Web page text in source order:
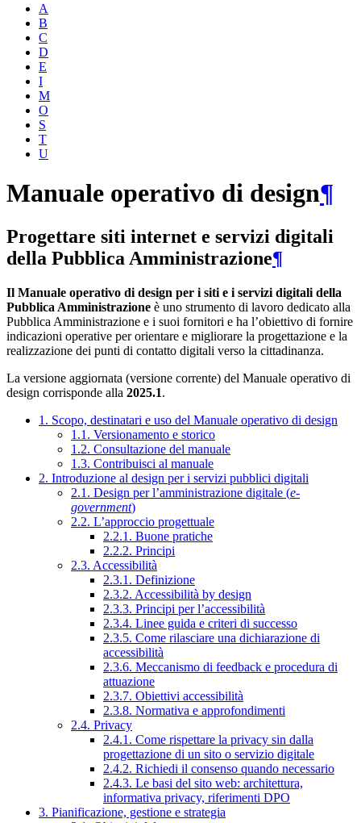
A
B
C
D
E
I
M
O
S
T
U
Manuale operativo di design¶
Progettare siti internet e servizi digitali
della Pubblica Amministrazione¶
Il Manuale operativo di design per i siti e i servizi digitali della
Pubblica Amministrazione è uno strumento di lavoro dedicato alla
Pubblica Amministrazione e i suoi fornitori e ha l’obiettivo di fornire
indicazioni operative per orientare e migliorare la progettazione e la
realizzazione dei punti di contatto digitali verso la cittadinanza.
La versione aggiornata (versione corrente) del Manuale operativo di
design corrisponde alla 2025.1.
1. Scopo, destinatari e uso del Manuale operativo di design
1.1. Versionamento e storico
1.2. Consultazione del manuale
1.3. Contribuisci al manuale
2. Introduzione al design per i servizi pubblici digitali
2.1. Design per l’amministrazione digitale (e-
government)
2.2. L’approccio progettuale
2.2.1. Buone pratiche
2.2.2. Principi
2.3. Accessibilità
2.3.1. Definizione
2.3.2. Accessibilità by design
2.3.3. Principi per l’accessibilità
2.3.4. Linee guida e criteri di successo
2.3.5. Come rilasciare una dichiarazione di
accessibilità
2.3.6. Meccanismo di feedback e procedura di
attuazione
2.3.7. Obiettivi accessibilità
2.3.8. Normativa e approfondimenti
2.4. Privacy
2.4.1. Come rispettare la privacy sin dalla
progettazione di un sito o servizio digitale
2.4.2. Richiedi il consenso quando necessario
2.4.3. Le basi del sito web: architettura,
informativa privacy, riferimenti DPO
3. Pianificazione, gestione e strategia